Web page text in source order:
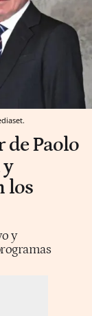
de Paolo
y
los
y